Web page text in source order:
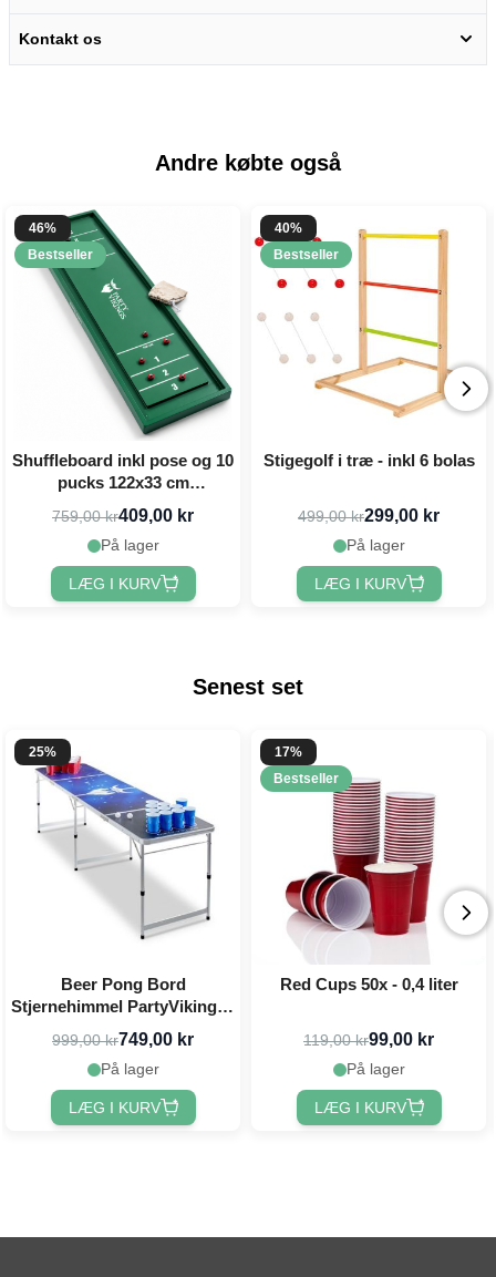
Kontakt os
Andre købte også
46%
Bestseller
Shuffleboard inkl pose og 10
pucks 122x33 cm
PartyVikings
759,00 kr409,00 kr
På lager
LÆG I KURV
40%
Bestseller
Stigegolf i træ - inkl 6 bolas
499,00 kr299,00 kr
På lager
LÆG I KURV
Senest set
25%
Beer Pong Bord
Stjernehimmel PartyVikings -
Officielle mål
999,00 kr749,00 kr
På lager
LÆG I KURV
17%
Bestseller
Red Cups 50x - 0,4 liter
119,00 kr99,00 kr
På lager
LÆG I KURV